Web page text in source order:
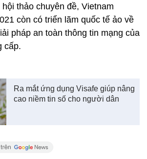
thảo chuyên đề, Vietnam
còn có triển lãm quốc tế ảo về
pháp an toàn thông tin mạng của
cấp.
Ra mắt ứng dụng Visafe giúp nâng
cao niềm tin số cho người dân